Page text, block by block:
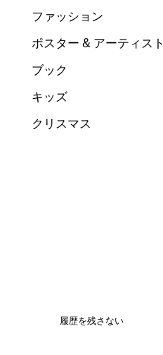
ファッション
ポスター & アーティスト
ブック
キッズ
クリスマス
履歴を残さない